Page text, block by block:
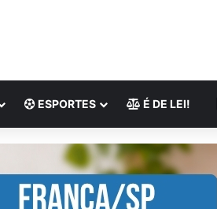
ESPORTES É DE LEI!